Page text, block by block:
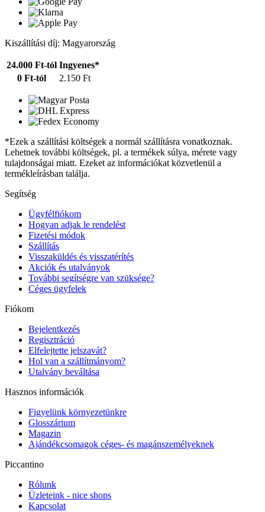
Kiszállítási díj: Magyarország
24.000 Ft-tól Ingyenes*
0 Ft-tól
2.150 Ft
*Ezek a szállítási költségek a normál szállításra vonatkoznak.
Lehetnek további költségek, pl. a termékek súlya, mérete vagy
tulajdonságai miatt. Ezeket az információkat közvetlenül a
termékleírásban találja.
Segítség
Ügyfélfiókom
Hogyan adjak le rendelést
Fizetési módok
Szállítás
Visszaküldés és visszatérítés
Akciók és utalványok
További segítségre van szüksége?
Céges ügyfelek
Fiókom
Bejelentkezés
Regisztráció
Elfelejtette jelszavát?
Hol van a szállítmányom?
Utalvány beváltása
Hasznos információk
Figyelünk környezetünkre
Glosszárium
Magazin
Ajándékcsomagok céges- és magánszemélyeknek
Piccantino
Rólunk
Üzleteink - nice shops
Kapcsolat